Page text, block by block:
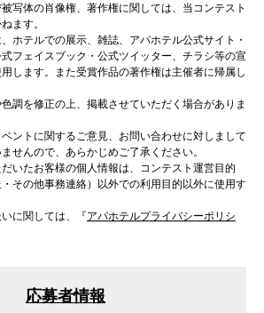
写体の肖像権、著作権に関しては、当コンテスト
ます。
ホテルでの展示、雑誌、アパホテル公式サイト・
フェイスブック・公式ツイッター、チラシ等の宣
します。また受賞作品の著作権は主催者に帰属し
調を修正の上、掲載させていただく場合がありま
ベントに関するご意見、お問い合わせに対しまして
せんので、あらかじめご了承ください。
いたお客様の個人情報は、コンテスト運営目的
・その他事務連絡）以外での利用目的以外に使用す
に関しては、『アパホテルプライバシーポリシ
応募者情報